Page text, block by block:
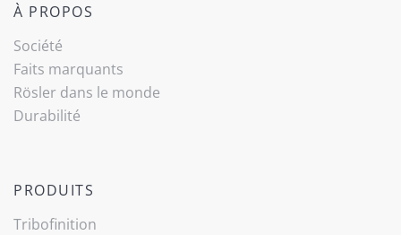
À PROPOS
Société
Faits marquants
Rösler dans le monde
Durabilité
PRODUITS
Tribo­finition